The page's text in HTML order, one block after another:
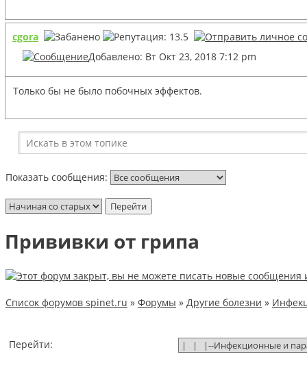
cgora
Добавлено: Вт Окт 23, 2018 7:12 pm
Только бы не было побочных эффектов.
Показать сообщения:
Прививки от грипа
Список форумов spinet.ru » Форумы » Другие болезни »
Перейти: